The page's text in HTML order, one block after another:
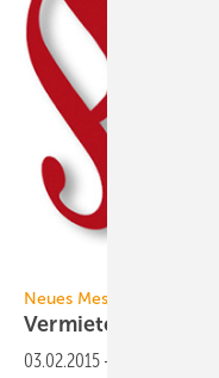
Neues MessEG seit 1.
Vermieter bei
03.02.2015 -